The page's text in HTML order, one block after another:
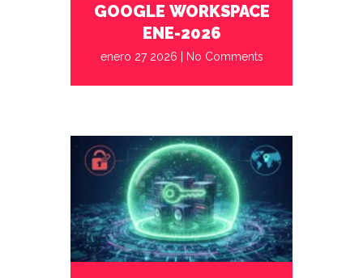
GOOGLE WORKSPACE
ENE-2026
enero 27 2026 No Comments
diciembre 29 2025 No Comments